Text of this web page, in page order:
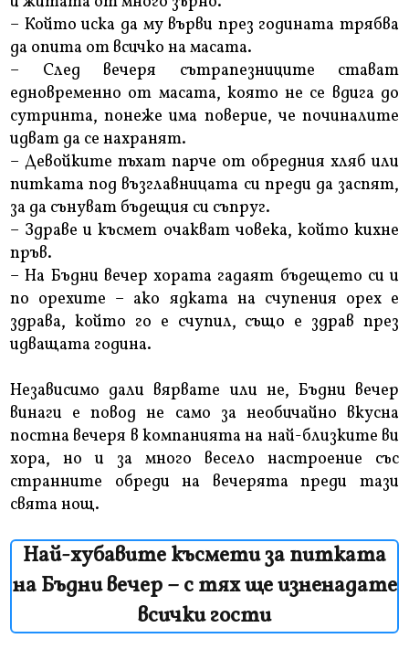
– Който иска да му върви през годината трябва
да опита от всичко на масата.
– След вечеря сътрапезниците стават
едновременно от масата, която не се вдига до
сутринта, понеже има поверие, че починалите
идват да се нахранят.
– Девойките пъхат парче от обредния хляб или
питката под възглавницата си преди да заспят,
за да сънуват бъдещия си съпруг.
– Здраве и късмет очакват човека, който кихне
пръв.
– На Бъдни вечер хората гадаят бъдещето си и
по орехите – ако ядката на счупения орех е
здрава, който го е счупил, също е здрав през
идващата година.
Независимо дали вярвате или не, Бъдни вечер
винаги е повод не само за необичайно вкусна
постна вечеря в компанията на най-близките ви
хора, но и за много весело настроение със
странните обреди на вечерята преди тази
свята нощ.
Най-хубавите късмети за питката
на Бъдни вечер – с тях ще изненадате
всички гости